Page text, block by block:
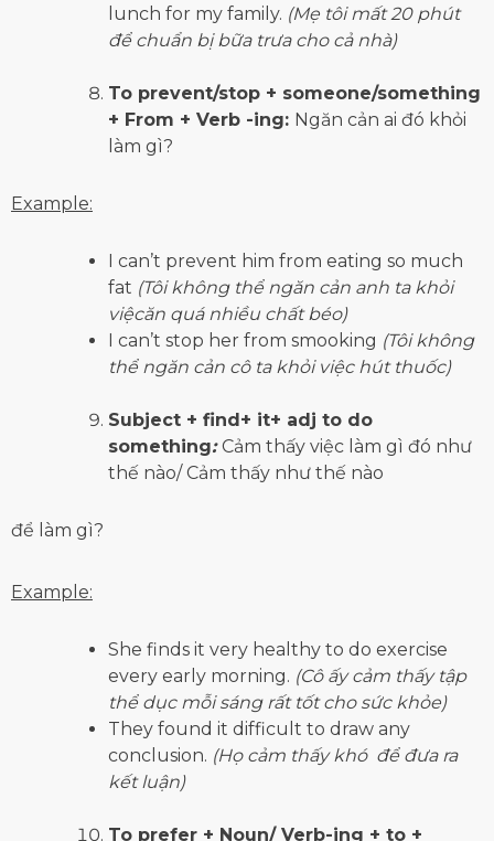
lunch for my family. (Mẹ tôi mất 20 phút
để chuẩn bị bữa trưa cho cả nhà)
To prevent/stop + someone/something
+ From + Verb -ing: Ngăn cản ai đó khỏi
làm gì?
Example:
I can’t prevent him from eating so much
fat (Tôi không thể ngăn cản anh ta khỏi
việcăn quá nhiều chất béo)
I can’t stop her from smooking (Tôi không
thể ngăn cản cô ta khỏi việc hút thuốc)
Subject + find+ it+ adj to do
something:Cảm thấy việc làm gì đó như
thế nào/ Cảm thấy như thế nào
để làm gì?
Example:
She finds it very healthy to do exercise
every early morning. (Cô ấy cảm thấy tập
thể dục mỗi sáng rất tốt cho sức khỏe)
They found it difficult to draw any
conclusion. (Họ cảm thấy khó để đưa ra
kết luận)
To prefer + Noun/ Verb-ing + to +